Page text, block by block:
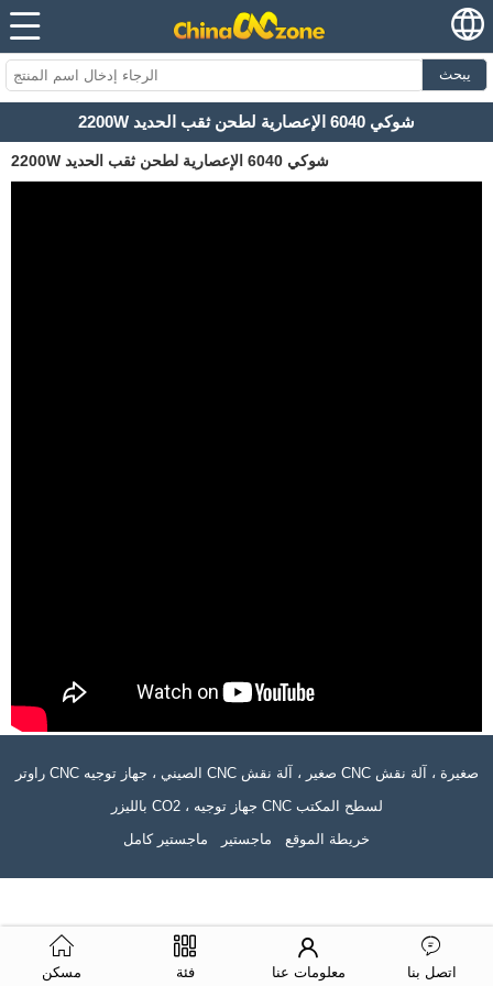
يبحث
2200W شوكي 6040 الإعصارية لطحن ثقب الحديد
2200W شوكي 6040 الإعصارية لطحن ثقب الحديد
راوتر CNC الصيني ، جهاز توجيه CNC صغير ، آلة نقش CNC صغيرة ، آلة نقش
بالليزر CO2 ، جهاز توجيه CNC لسطح المكتب
خريطة الموقع
ماجستير ماجستير كامل
مسكن فئة معلومات عنا اتصل بنا